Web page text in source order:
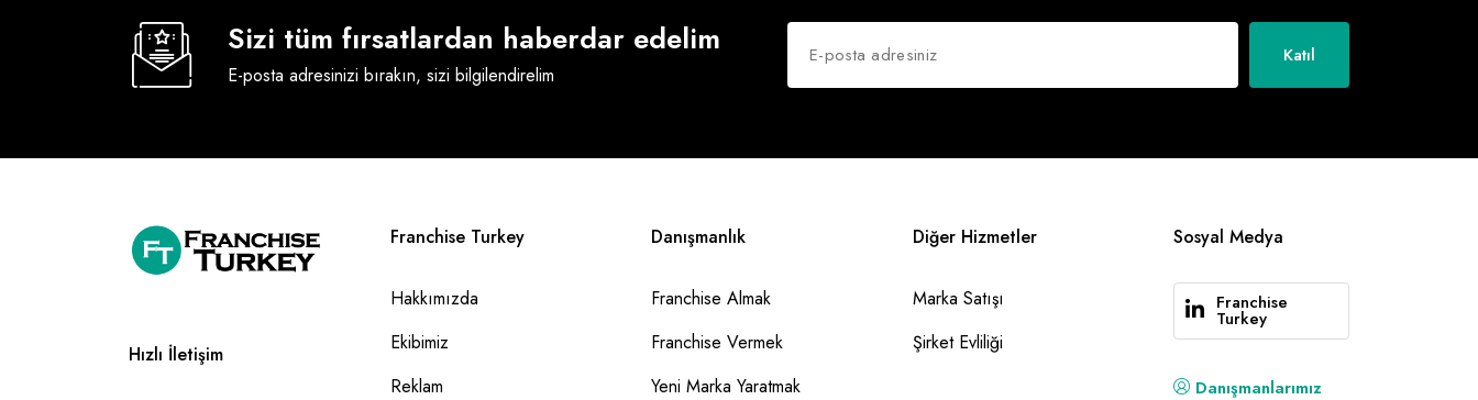
Sizi tüm fırsatlardan haberdar edelim
E-posta adresinizi bırakın, sizi bilgilendirelim
Katıl
Hızlı İletişim
Franchise Turkey
Hakkımızda
Ekibimiz
Reklam
Danışmanlık
Franchise Almak
Franchise Vermek
Yeni Marka Yaratmak
Diğer Hizmetler
Marka Satışı
Şirket Evliliği
Sosyal Medya
Franchise
Turkey
Danışmanlarımız